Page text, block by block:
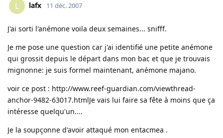
L lafx 11 déc. 2007
J'ai sorti l'anémone voila deux semaines... snifff.
Je me pose une question car j'ai identifié une petite anémone
qui grossit depuis le départ dans mon bac et que je trouvais
mignonne: je suis formel maintenant, anémone majano.
voir ce post : http://www.reef-guardian.com/viewthread-
anchor-9482-63017.htmlJe vais lui faire sa fête à moins que ça
intéresse quelqu'un....
Je la soupçonne d'avoir attaqué mon entacmea .